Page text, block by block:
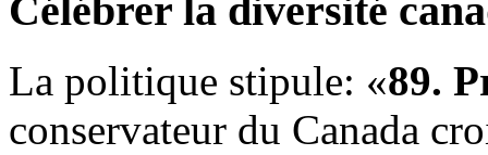
Célébrer la diversité
La politique stipule: «89.
conservateur du Canada